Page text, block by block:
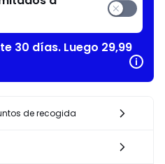
30 días. Luego 29,99
de recogida